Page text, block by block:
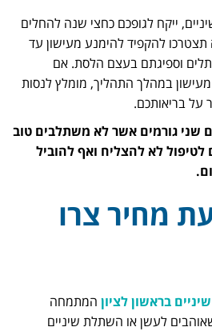
ייקח לגופכם כחצי שנה להחלים
להקפיד להימנע מעישון עד
וספיגתם בעצם הלסת. אם
במהלך התהליך, מומלץ לנסות
על בריאותכם.
שני גורמים אשר לא משתלבים טוב
לטיפול לא להצליח ואף להוביל
מחיר צרו
בראשון לציון המתמחה
לעשן או השתלת שיניים